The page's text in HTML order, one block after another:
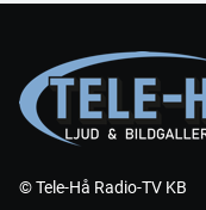
© Tele-Hå Radio-TV KB